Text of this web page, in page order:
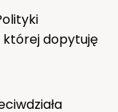
której dopytuję